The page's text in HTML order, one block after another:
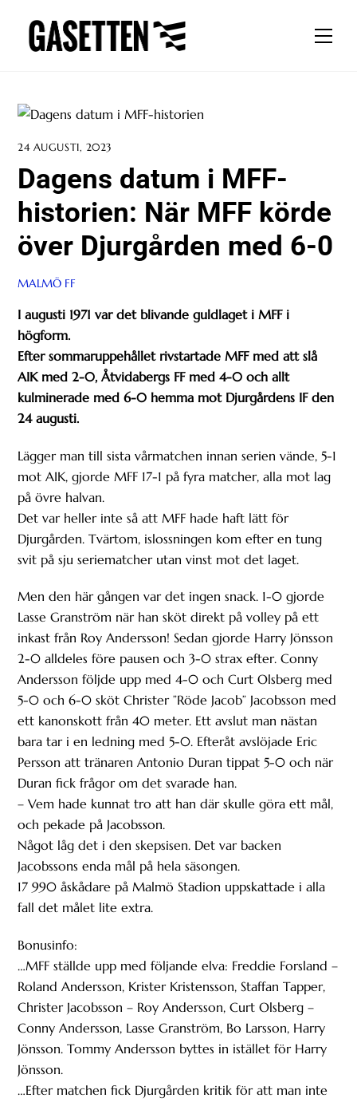
content
24 AUGUSTI, 2023
Dagens datum i MFF-
historien: När MFF körde
över Djurgården med 6-0
MALMÖ FF
I augusti 1971 var det blivande guldlaget i MFF i
högform.
Efter sommaruppehållet rivstartade MFF med att slå
AIK med 2-0, Åtvidabergs FF med 4-0 och allt
kulminerade med 6-0 hemma mot Djurgårdens IF den
24 augusti.
Lägger man till sista vårmatchen innan serien vände, 5-1
mot AIK, gjorde MFF 17-1 på fyra matcher, alla mot lag
på övre halvan.
Det var heller inte så att MFF hade haft lätt för
Djurgården. Tvärtom, islossningen kom efter en tung
svit på sju seriematcher utan vinst mot det laget.
Men den här gången var det ingen snack. 1-0 gjorde
Lasse Granström när han sköt direkt på volley på ett
inkast från Roy Andersson! Sedan gjorde Harry Jönsson
2-0 alldeles före pausen och 3-0 strax efter. Conny
Andersson följde upp med 4-0 och Curt Olsberg med
5-0 och 6-0 sköt Christer ”Röde Jacob” Jacobsson med
ett kanonskott från 40 meter. Ett avslut man nästan
bara tar i en ledning med 5-0. Efteråt avslöjade Eric
Persson att tränaren Antonio Duran tippat 5-0 och när
Duran fick frågor om det svarade han.
– Vem hade kunnat tro att han där skulle göra ett mål,
och pekade på Jacobsson.
Något låg det i den skepsisen. Det var backen
Jacobssons enda mål på hela säsongen.
17 990 åskådare på Malmö Stadion uppskattade i alla
fall det målet lite extra.
Bonusinfo:
…MFF ställde upp med följande elva: Freddie Forsland –
Roland Andersson, Krister Kristensson, Staffan Tapper,
Christer Jacobsson – Roy Andersson, Curt Olsberg –
Conny Andersson, Lasse Granström, Bo Larsson, Harry
Jönsson. Tommy Andersson byttes in istället för Harry
Jönsson.
…Efter matchen fick Djurgården kritik för att man inte